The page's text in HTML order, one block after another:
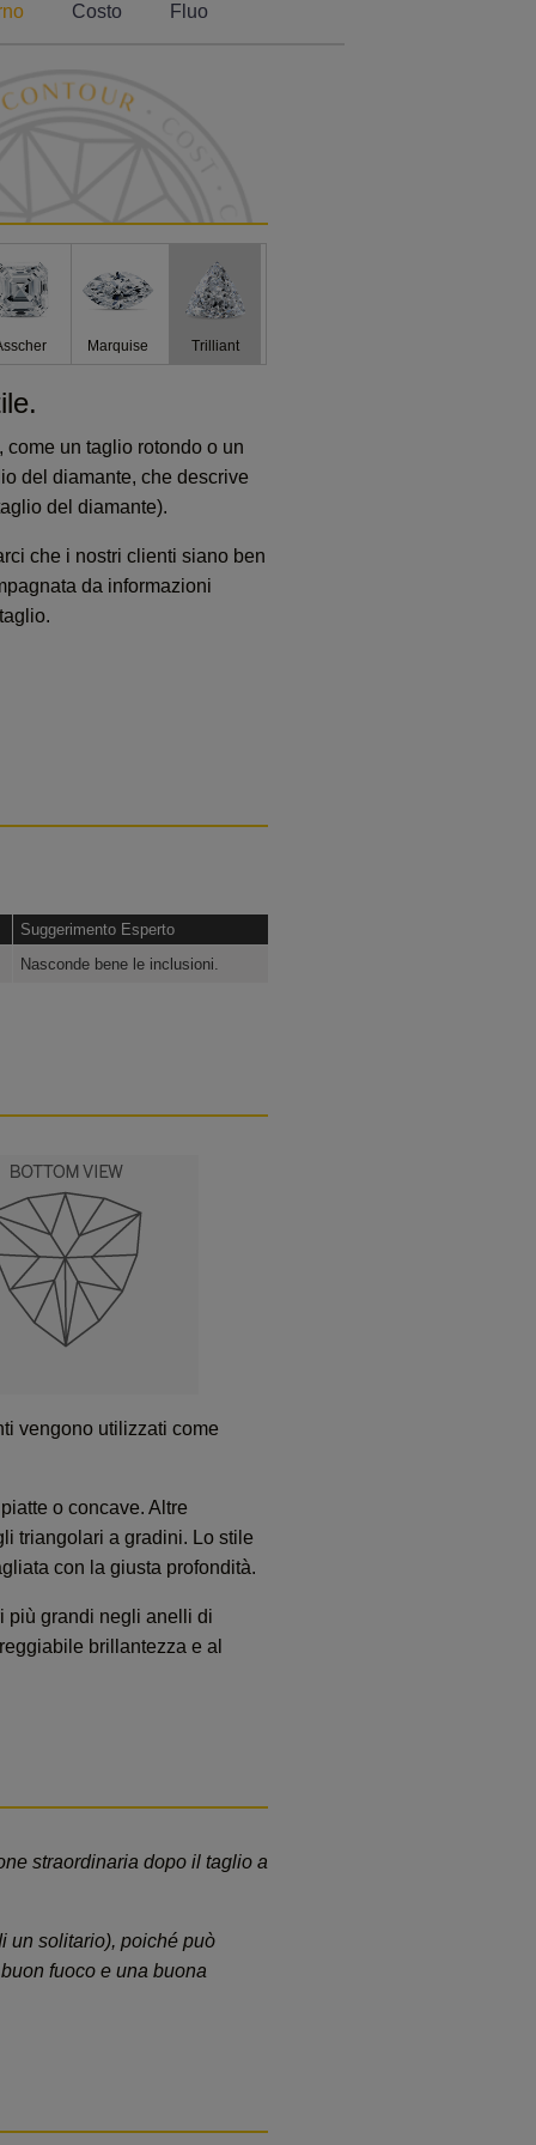
Costo Fluo
Marquise Trilliant
un taglio rotondo o un
del diamante, che descrive
del diamante).
che i nostri clienti siano ben
da informazioni
Suggerimento Esperto
Nasconde bene le inclusioni.
vengono utilizzati come
o concave. Altre
triangolari a gradini. Lo stile
con la giusta profondità.
più grandi negli anelli di
brillantezza e al
straordinaria dopo il taglio a
un solitario), poiché può
fuoco e una buona